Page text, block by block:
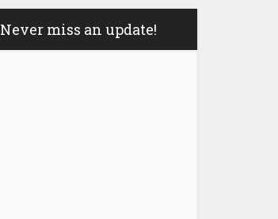
Never miss an update!